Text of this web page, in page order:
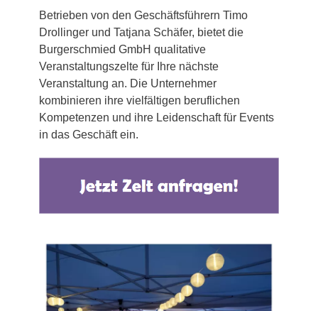
Betrieben von den Geschäftsführern Timo
Drollinger und Tatjana Schäfer, bietet die
Burgerschmied GmbH qualitative
Veranstaltungszelte für Ihre nächste
Veranstaltung an. Die Unternehmer
kombinieren ihre vielfältigen beruflichen
Kompetenzen und ihre Leidenschaft für Events
in das Geschäft ein.